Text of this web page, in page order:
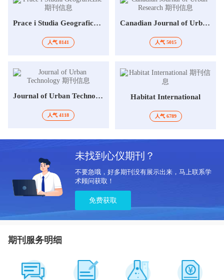
Prace i Studia Geograficzne
人气 8141
Canadian Journal of Urban Research
人气 5015
Journal of Urban Technology
人气 4118
Habitat International
人气 6789
未找到心仪期刊？
不要急哦，好多期刊没有展示出来，马上联系学
术顾问获取！
免费获取
期刊服务明细